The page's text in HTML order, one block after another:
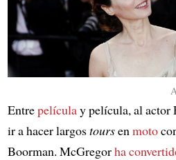
Entrepelículay película, al actor
ir a hacer largostoursenmoto
Boorman. McGregorha